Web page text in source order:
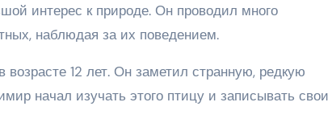
интерес к природе. Он проводил много
наблюдая за их поведением.
12 лет. Он заметил странную, редкую
начал изучать этого птицу и записывать свои